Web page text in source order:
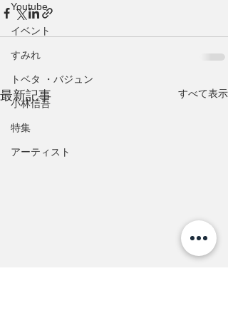
Youtube
イベント
すみれ
トベタ ・バジュン
小林信吾
特集
アーティスト
最新記事 すべて表示